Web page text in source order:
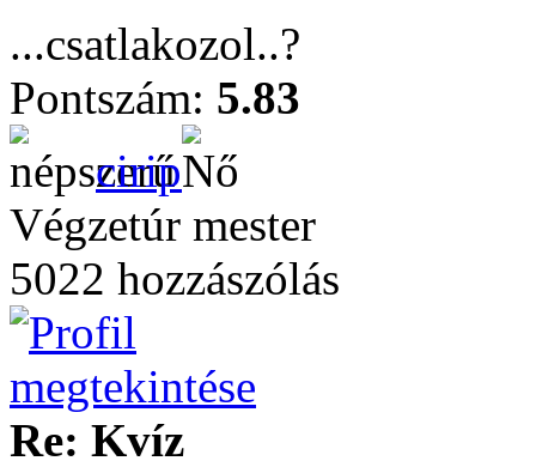
...csatlakozol..?
Pontszám: 5.83
cirip
Végzetúr mester
5022 hozzászólás
Re: Kvíz